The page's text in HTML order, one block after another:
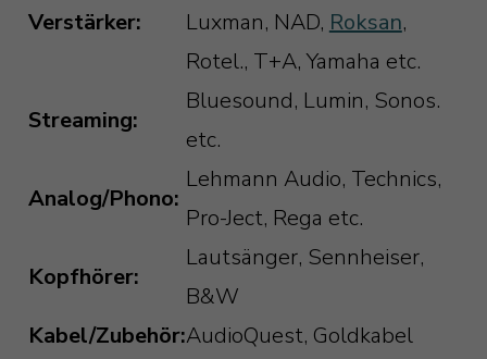
Verstärker:
Luxman, NAD, Roksan,
Rotel., T+A, Yamaha etc.
Streaming:
Bluesound, Lumin, Sonos.
etc.
Analog/Phono:
Lehmann Audio, Technics,
Pro-Ject, Rega etc.
Kopfhörer:
Lautsänger, Sennheiser,
B&W
Kabel/Zubehör:AudioQuest, Goldkabel